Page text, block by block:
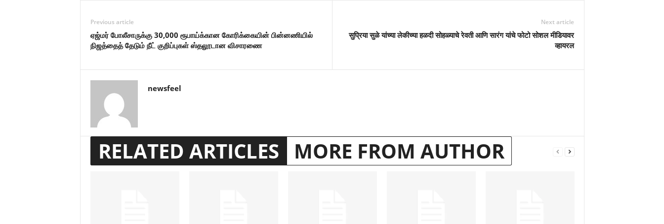
Previous article
ஏஜ்மர் போலீசாருக்கு 30,000 ரூபாய்க்கான கோரிக்கையின் பின்னணியில்
நிஜத்தைத் தேடும் நீட் குறிப்புகள் ஸ்தலூடான விசாரணை
Next article
सुप्रिया सुळे यांच्या लेकीच्या हळदी सोहळ्याचे रेवती आणि सारंग यांचे फोटो सोशल मीडियावर
व्हायरल
newsfeel
RELATED ARTICLES MORE FROM AUTHOR